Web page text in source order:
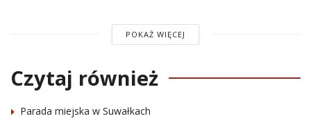
POKAŻ WIĘCEJ
Czytaj również
Parada miejska w Suwałkach